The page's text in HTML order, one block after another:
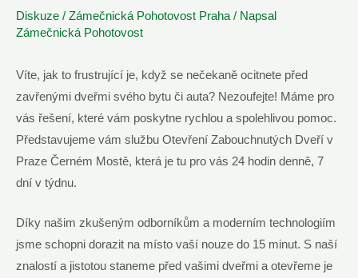
Diskuze / Zámečnická Pohotovost Praha / Napsal
Zámečnická Pohotovost
Víte, jak to frustrující je, když se nečekaně ocitnete před
zavřenými dveřmi svého bytu či auta? Nezoufejte! Máme pro
vás řešení, které vám poskytne rychlou a spolehlivou pomoc.
Představujeme vám službu Otevření Zabouchnutých Dveří v
Praze Černém Mostě, která je tu pro vás 24 hodin denně, 7
dní v týdnu.
Díky našim zkušeným odborníkům a moderním technologiím
jsme schopni dorazit na místo vaší nouze do 15 minut. S naší
znalostí a jistotou staneme před vašimi dveřmi a otevřeme je